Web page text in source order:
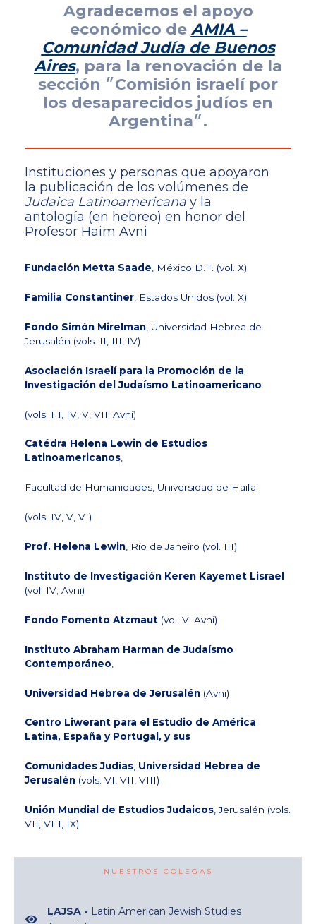
Agradecemos el apoyo
económico de AMIA –
Comunidad Judía de Buenos
Aires, para la renovación de la
sección ״Comisión israelí por
los desaparecidos judíos en
Argentina״.
Instituciones y personas que apoyaron
la publicación de los volúmenes de
Judaica Latinoamericana y la
antología (en hebreo) en honor del
Profesor Haim Avni
Fundación Metta Saade , México D.F. (vol. X)
Familia Constantiner , Estados Unidos (vol. X)
Fondo Simón Mirelman , Universidad Hebrea de
Jerusalén (vols. II, III, IV)
Asociación Israelí para la Promoción de la
Investigación del Judaísmo Latinoamericano
(vols. III, IV, V, VII; Avni)
Catédra Helena Lewin de Estudios
Latinoamericanos,
Facultad de Humanidades, Universidad de Haifa
(vols. IV, V, VI)
Prof. Helena Lewin , Río de Janeiro (vol. III)
Instituto de Investigación Keren Kayemet Lisrael
(vol. IV; Avni)
Fondo Fomento Atzmaut (vol. V; Avni)
Instituto Abraham Harman de Judaísmo
Contemporáneo
Universidad Hebrea de Jerusalén (Avni)
Centro Liwerant para el Estudio de América
Latina, España y Portugal, y sus
Comunidades Judías, Universidad Hebrea de
Jerusalén (vols. VI, VII, VIII)
Unión Mundial de Estudios Judaicos , Jerusalén (vols.
VII, VIII, IX)
NUESTROS COLEGAS
LAJSA - Latin American Jewish Studies